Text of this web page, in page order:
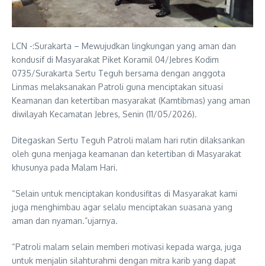
LCN -:Surakarta – Mewujudkan lingkungan yang aman dan
kondusif di Masyarakat Piket Koramil 04/Jebres Kodim
0735/Surakarta Sertu Teguh bersama dengan anggota
Linmas melaksanakan Patroli guna menciptakan situasi
Keamanan dan ketertiban masyarakat (Kamtibmas) yang aman
diwilayah Kecamatan Jebres, Senin (11/05/2026).
Ditegaskan Sertu Teguh Patroli malam hari rutin dilaksankan
oleh guna menjaga keamanan dan ketertiban di Masyarakat
khusunya pada Malam Hari.
“Selain untuk menciptakan kondusifitas di Masyarakat kami
juga menghimbau agar selalu menciptakan suasana yang
aman dan nyaman.”ujarnya.
“Patroli malam selain memberi motivasi kepada warga, juga
untuk menjalin silahturahmi dengan mitra karib yang dapat